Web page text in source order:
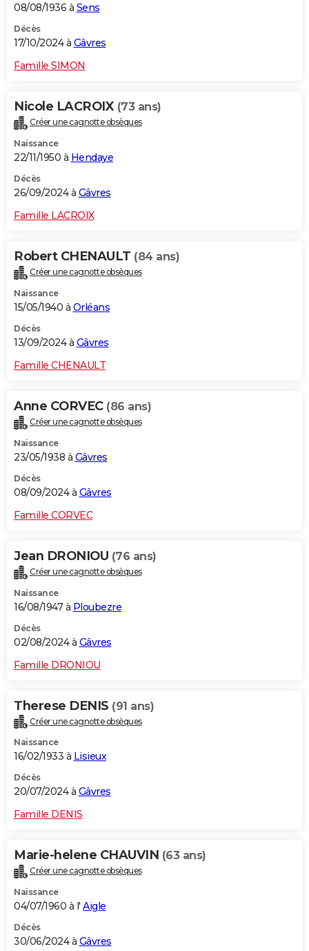
08/08/1936 à Sens
Décès
17/10/2024 à Gâvres
Famille SIMON
Nicole LACROIX (73 ans)
Créer une cagnotte obsèques
Naissance
22/11/1950 à Hendaye
Décès
26/09/2024 à Gâvres
Famille LACROIX
Robert CHENAULT (84 ans)
Créer une cagnotte obsèques
Naissance
15/05/1940 à Orléans
Décès
13/09/2024 à Gâvres
Famille CHENAULT
Anne CORVEC (86 ans)
Créer une cagnotte obsèques
Naissance
23/05/1938 à Gâvres
Décès
08/09/2024 à Gâvres
Famille CORVEC
Jean DRONIOU (76 ans)
Créer une cagnotte obsèques
Naissance
16/08/1947 à Ploubezre
Décès
02/08/2024 à Gâvres
Famille DRONIOU
Therese DENIS (91 ans)
Créer une cagnotte obsèques
Naissance
16/02/1933 à Lisieux
Décès
20/07/2024 à Gâvres
Famille DENIS
Marie-helene CHAUVIN (63 ans)
Créer une cagnotte obsèques
Naissance
04/07/1960 à l' Aigle
Décès
30/06/2024 à Gâvres